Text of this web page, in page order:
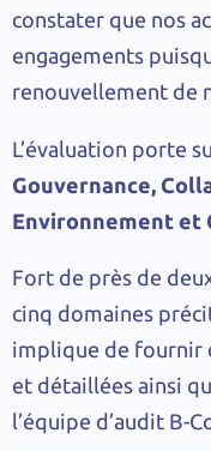
constater que nos
engagements
renouvellement de
L’évaluation porte
Gouvernance,
Environnement et
Fort de près de
cinq domaines
implique de fournir
et détaillées ainsi
l’équipe d’audit B-